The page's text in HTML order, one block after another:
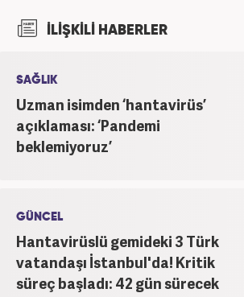
itibaren Haber7’de ‘gündem
İLİŞKİLİ HABERLER
SAĞLIK
Uzman isimden ‘hantavirüs’
açıklaması: ‘Pandemi
beklemiyoruz’
GÜNCEL
Hantavirüslü gemideki 3 Türk
vatandaşı İstanbul'da! Kritik
süreç başladı: 42 gün sürecek